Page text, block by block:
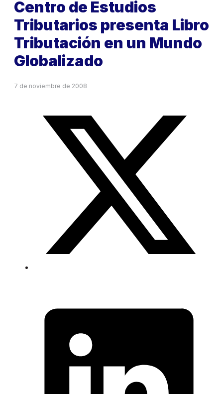
Centro de Estudios
Tributarios presenta Libro
Tributación en un Mundo
Globalizado
7 de noviembre de 2008